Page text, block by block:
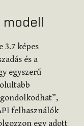
3.7 képes
és a
egyszerű
felhasználók
egy adott